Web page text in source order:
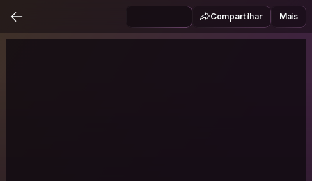
Compartilhar Mais